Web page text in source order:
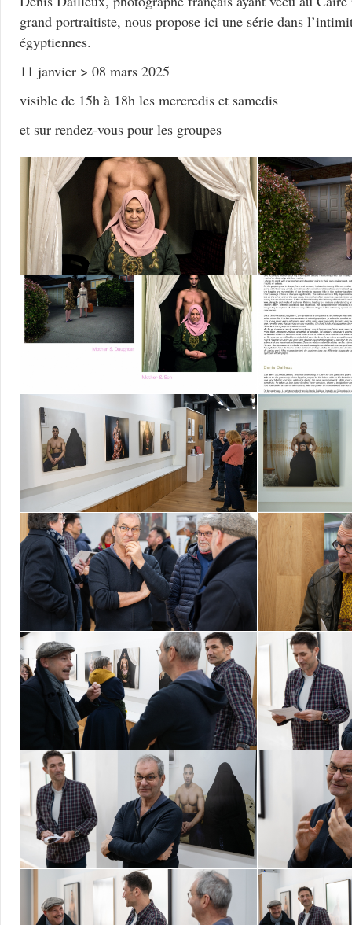
grand portraitiste, nous propose ici une série dans
égyptiennes.
11 janvier > 08 mars 2025
visible de 15h à 18h les mercredis et samedis
et sur rendez-vous pour les groupes